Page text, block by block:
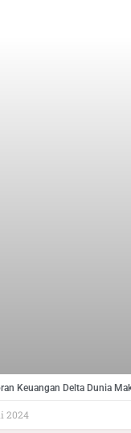
Keuangan Delta Dunia
2024